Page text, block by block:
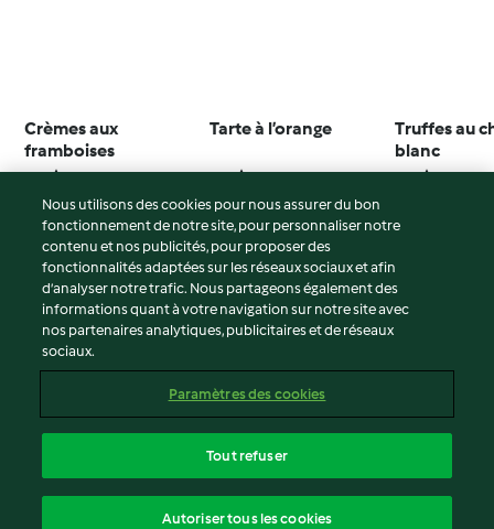
Crèmes aux
framboises
3.9 (21)
Tarte à l’orange
3.1 (15)
Truffes au
blanc
3.1 (10)
© Copyright 2026
Conditions d'utilisation
Politique de confidentialité
Mentions légales
Contenu du rapport
Nous utilisons des cookies pour nous assurer du bon
fonctionnement de notre site, pour personnaliser notre
contenu et nos publicités, pour proposer des
fonctionnalités adaptées sur les réseaux sociaux et afin
d’analyser notre trafic. Nous partageons également des
informations quant à votre navigation sur notre site avec
nos partenaires analytiques, publicitaires et de réseaux
sociaux.
Paramètres des cookies
Tout refuser
Autoriser tous les cookies